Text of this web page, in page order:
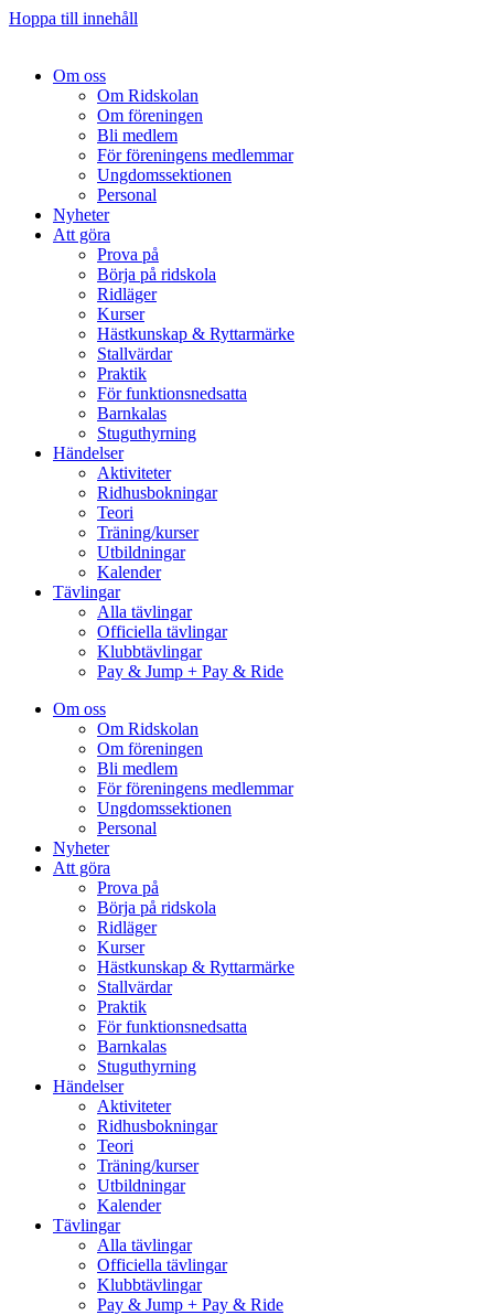
Hoppa till innehåll
Om oss
Om Ridskolan
Om föreningen
Bli medlem
För föreningens medlemmar
Ungdomssektionen
Personal
Nyheter
Att göra
Prova på
Börja på ridskola
Ridläger
Kurser
Hästkunskap & Ryttarmärke
Stallvärdar
Praktik
För funktionsnedsatta
Barnkalas
Stuguthyrning
Händelser
Aktiviteter
Ridhusbokningar
Teori
Träning/kurser
Utbildningar
Kalender
Tävlingar
Alla tävlingar
Officiella tävlingar
Klubbtävlingar
Pay & Jump + Pay & Ride
Om oss
Om Ridskolan
Om föreningen
Bli medlem
För föreningens medlemmar
Ungdomssektionen
Personal
Nyheter
Att göra
Prova på
Börja på ridskola
Ridläger
Kurser
Hästkunskap & Ryttarmärke
Stallvärdar
Praktik
För funktionsnedsatta
Barnkalas
Stuguthyrning
Händelser
Aktiviteter
Ridhusbokningar
Teori
Träning/kurser
Utbildningar
Kalender
Tävlingar
Alla tävlingar
Officiella tävlingar
Klubbtävlingar
Pay & Jump + Pay & Ride